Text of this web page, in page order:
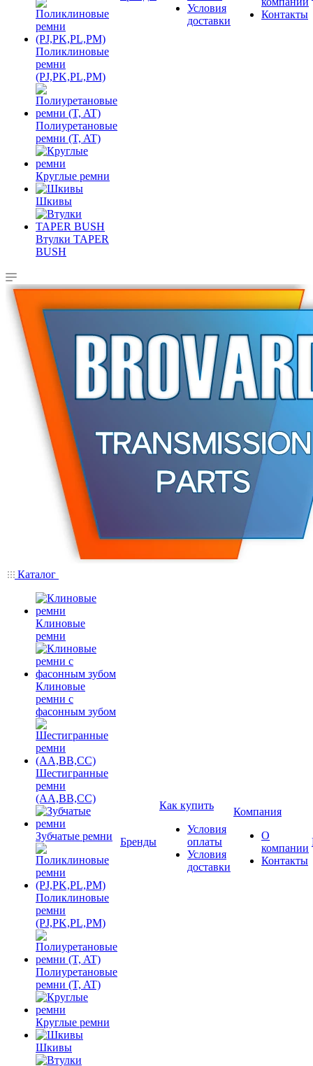
Поликлиновые
ремни
(PJ,PK,PL,PM)
Полиуретановые
ремни (T, AT)
Круглые ремни
Шкивы
Втулки TAPER
BUSH
Условия
доставки
Контакты
Каталог
Клиновые
ремни
Клиновые
ремни с
фасонным зубом
Шестигранные
ремни
(AA,BB,CC)
Зубчатые ремни
Поликлиновые
ремни
(PJ,PK,PL,PM)
Полиуретановые
ремни (T, AT)
Круглые ремни
Шкивы
Бренды
Как купить
Условия
оплаты
Условия
доставки
Компания
О
компании
Контакты